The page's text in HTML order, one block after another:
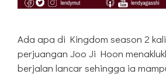
Ada apa di Kingdom season 2
perjuangan Joo Ji Hoon
berjalan lancar sehingga ia